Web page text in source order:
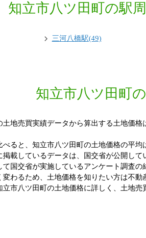
知立市八ツ田町の駅
三河八橋駅(49)
知立市八ツ田町
土地売買実績データから算出する土地価
ると、知立市八ツ田町の土地価格の平均
掲載しているデータは、国交省が公開し
て国交省が実施しているアンケート調査
変わるため、土地価格を知りたい方は不動
立市八ツ田町の土地価格に詳しく、土地